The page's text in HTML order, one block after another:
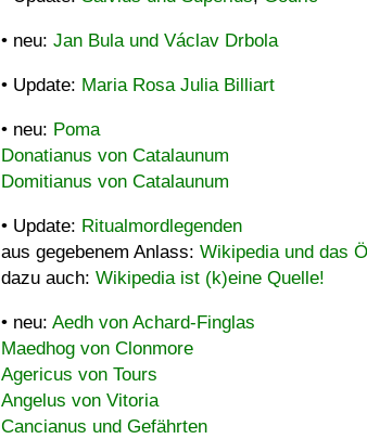
• neu: Jan Bula und Václav Drbola
• Update: Maria Rosa Julia Billiart
• neu: Poma
Donatianus von Catalaunum
Domitianus von Catalaunum
• Update: Ritualmordlegenden
aus gegebenem Anlass: Wikipedia und das
dazu auch: Wikipedia ist (k)eine Quelle!
• neu: Aedh von Achard-Finglas
Maedhog von Clonmore
Agericus von Tours
Angelus von Vitoria
Cancianus und Gefährten